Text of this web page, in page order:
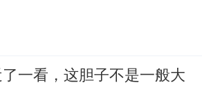
一看，这胆子不是一般大